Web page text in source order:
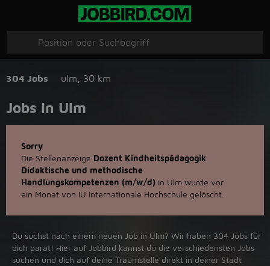
304 Jobs ulm 30 km
Jobs in Ulm
Sorry
Die Stellenanzeige Dozent Kindheitspädagogik
Didaktische und methodische
Handlungskompetenzen (m/w/d) in Ulm wurde vor
ein Monat von IU Internationale Hochschule gelöscht.
Du suchst nach einem neuen Job in Ulm? Wir haben 304 Jobs für
dich parat! Hier auf Jobbird kannst du die verschiedensten Jobs
suchen und dich auf deine Traumstelle direkt in deiner Stadt